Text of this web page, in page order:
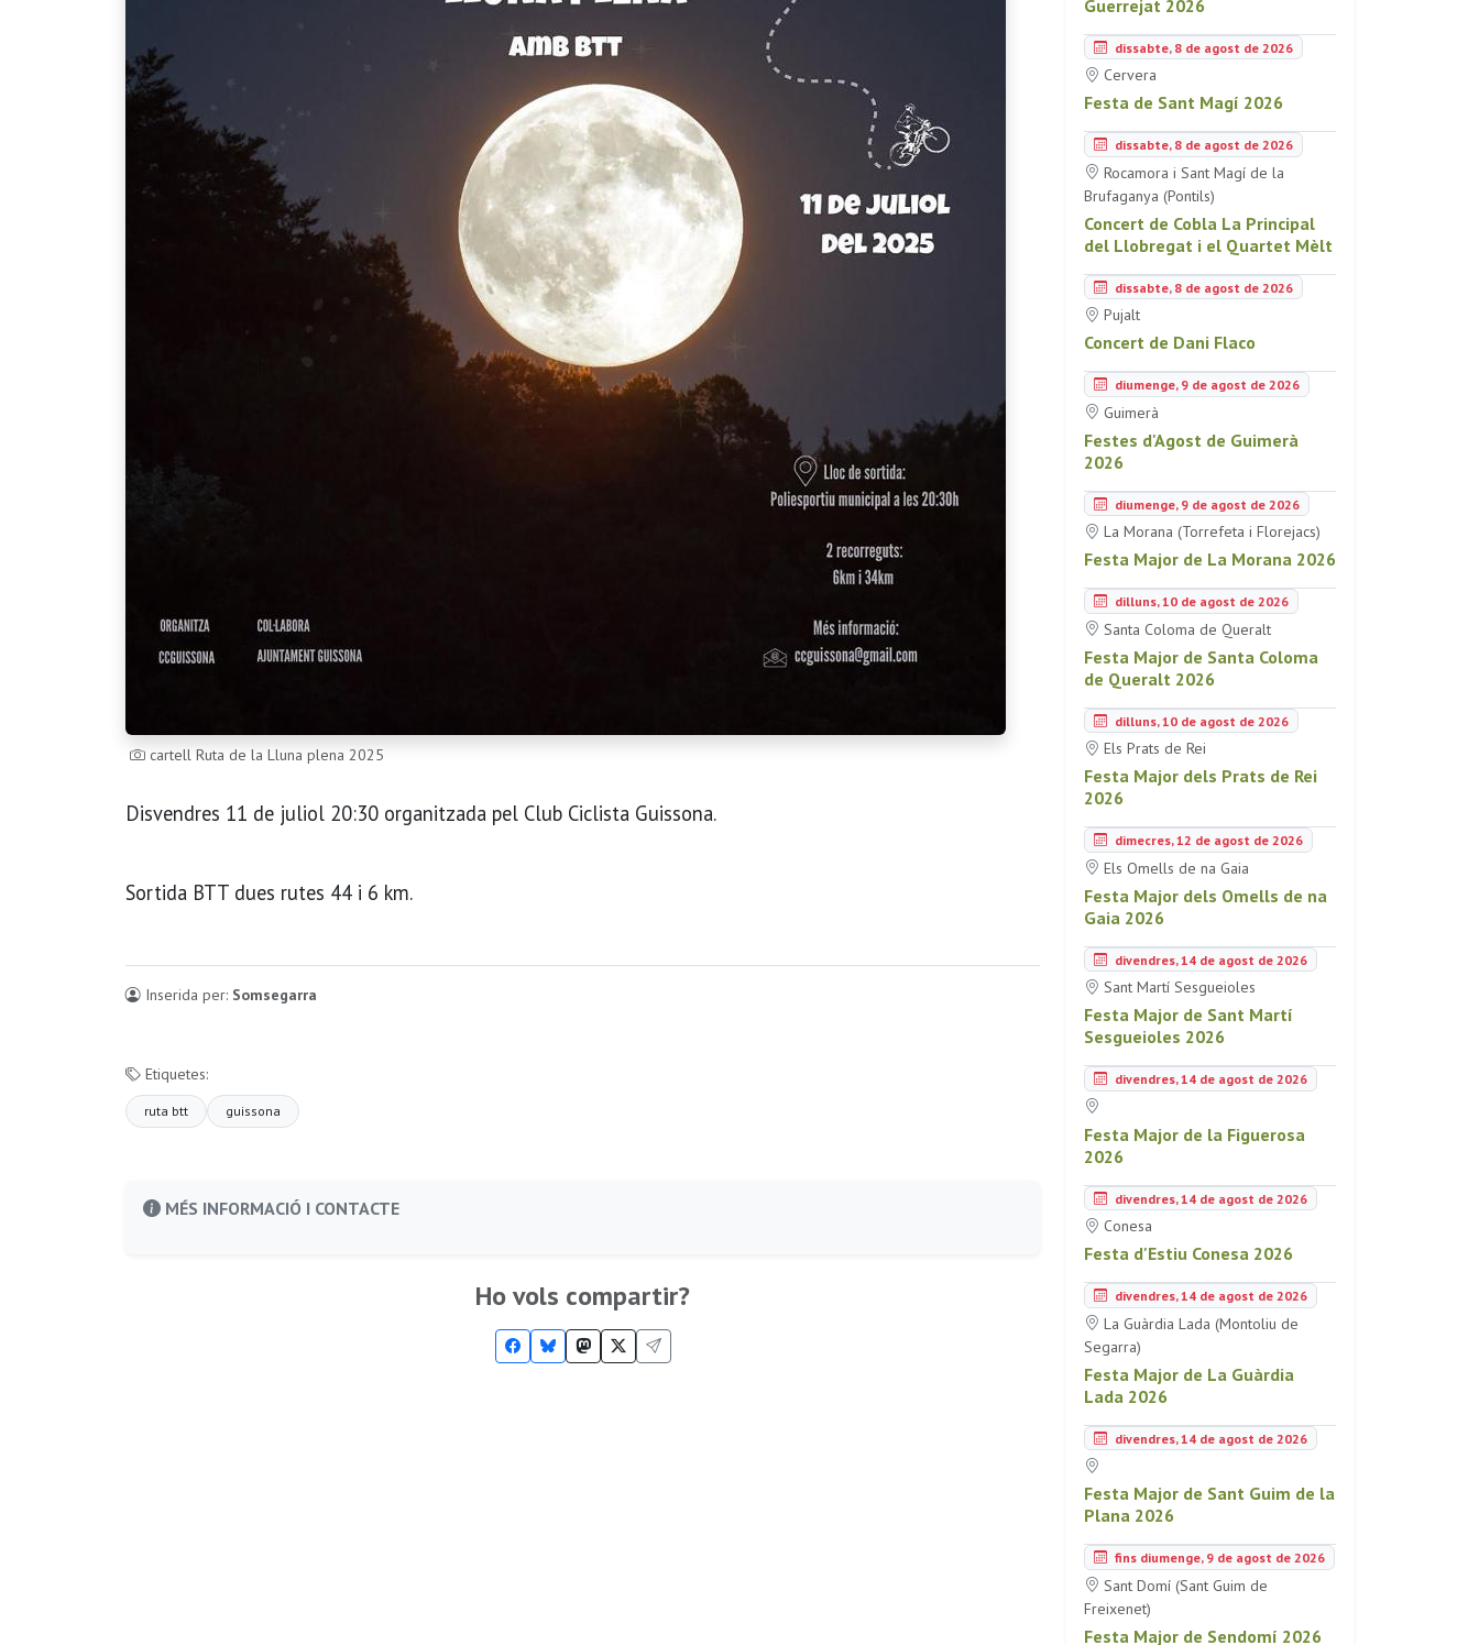
cartell Ruta de la Lluna plena 2025
Disvendres 11 de juliol 20:30 organitzada pel Club Ciclista Guissona.
Sortida BTT dues rutes 44 i 6 km.
Inserida per: Somsegarra
Etiquetes:
ruta btt guissona
MÉS INFORMACIÓ I CONTACTE
Ho vols compartir?
Guerrejat 2026
dissabte, 8 de agost de 2026
Cervera
Festa de Sant Magí 2026
dissabte, 8 de agost de 2026
Rocamora i Sant Magí de la
Brufaganya (Pontils)
Concert de Cobla La Principal
del Llobregat i el Quartet Mèlt
dissabte, 8 de agost de 2026
Pujalt
Concert de Dani Flaco
diumenge, 9 de agost de 2026
Guimerà
Festes d'Agost de Guimerà
2026
diumenge, 9 de agost de 2026
La Morana (Torrefeta i Florejacs)
Festa Major de La Morana 2026
dilluns, 10 de agost de 2026
Santa Coloma de Queralt
Festa Major de Santa Coloma
de Queralt 2026
dilluns, 10 de agost de 2026
Els Prats de Rei
Festa Major dels Prats de Rei
2026
dimecres, 12 de agost de 2026
Els Omells de na Gaia
Festa Major dels Omells de na
Gaia 2026
divendres, 14 de agost de 2026
Sant Martí Sesgueioles
Festa Major de Sant Martí
Sesgueioles 2026
divendres, 14 de agost de 2026
Festa Major de la Figuerosa
2026
divendres, 14 de agost de 2026
Conesa
Festa d'Estiu Conesa 2026
divendres, 14 de agost de 2026
La Guàrdia Lada (Montoliu de
Segarra)
Festa Major de La Guàrdia
Lada 2026
divendres, 14 de agost de 2026
Festa Major de Sant Guim de la
Plana 2026
fins diumenge, 9 de agost de 2026
Sant Domí (Sant Guim de
Freixenet)
Festa Major de Sendomí 2026